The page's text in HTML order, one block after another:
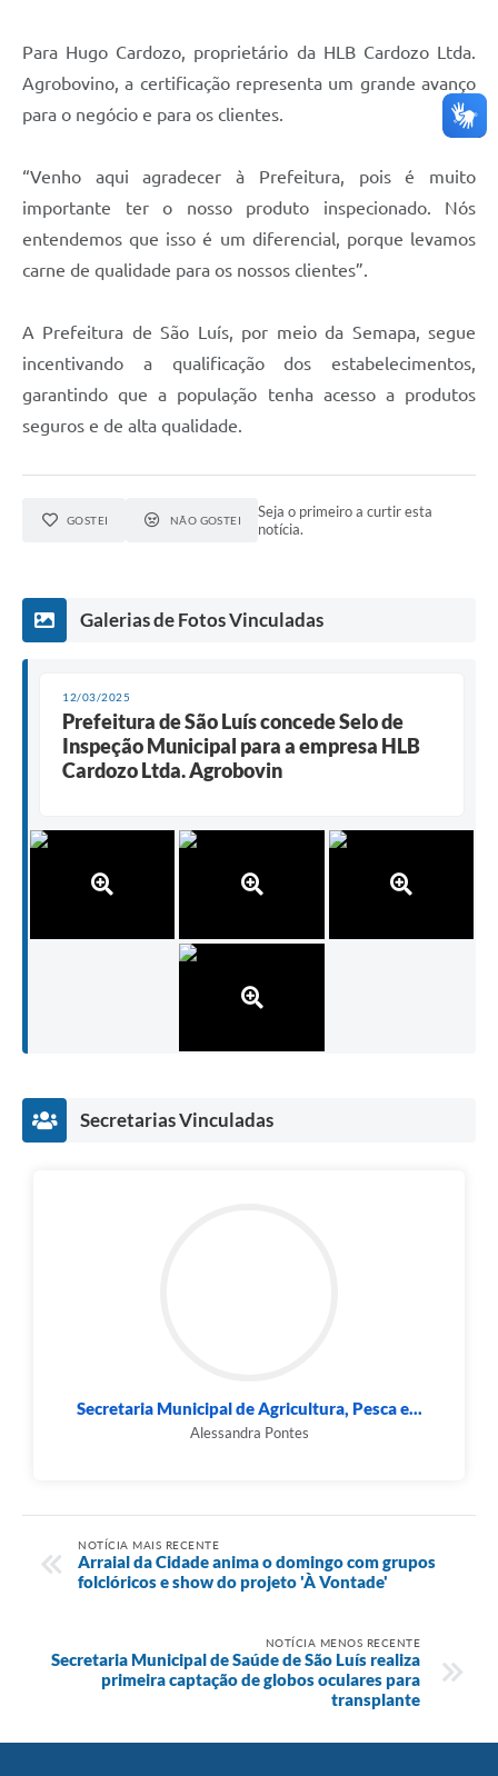
Para Hugo Cardozo, proprietário da HLB Cardozo Ltda.
Agrobovino, a certificação representa um grande avanço
para o negócio e para os clientes.
“Venho aqui agradecer à Prefeitura, pois é muito
importante ter o nosso produto inspecionado. Nós
entendemos que isso é um diferencial, porque levamos
carne de qualidade para os nossos clientes”.
A Prefeitura de São Luís, por meio da Semapa, segue
incentivando a qualificação dos estabelecimentos,
garantindo que a população tenha acesso a produtos
seguros e de alta qualidade.
GOSTEI NÃO GOSTEI
Seja o primeiro a curtir esta
notícia.
Galerias de Fotos Vinculadas
12/03/2025
Prefeitura de São Luís concede Selo de
Inspeção Municipal para a empresa HLB
Cardozo Ltda. Agrobovin
Secretarias Vinculadas
Secretaria Municipal de Agricultura, Pesca e...
Alessandra Pontes
NOTÍCIA MAIS RECENTE
Arraial da Cidade anima o domingo com grupos
folclóricos e show do projeto 'À Vontade'
NOTÍCIA MENOS RECENTE
Secretaria Municipal de Saúde de São Luís realiza
primeira captação de globos oculares para
transplante